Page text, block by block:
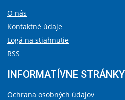
O nás
Kontaktné údaje
Logá na stiahnutie
RSS
INFORMATÍVNE STRÁNKY
Ochrana osobných údajov